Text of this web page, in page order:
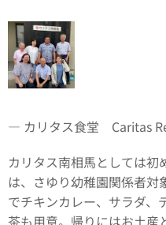
― カリタス食堂 Caritas
カリタス南相馬としては
は、さゆり幼稚園関係者
でチキンカレー、サラダ、
茶も用意。帰りにはお土産